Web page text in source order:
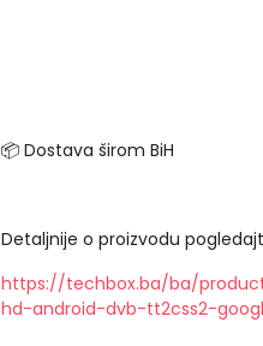
📦 Dostava širom BiH
Detaljnije o proizvodu
https://techbox.ba/ba/
hd-android-dvb-tt2css2-